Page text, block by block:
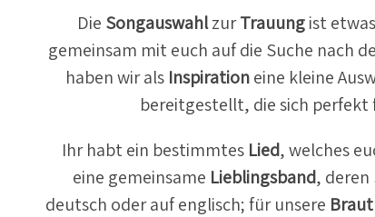
Die SongauswahlzurTrauungist
gemeinsam mit euch auf die Suche nach
haben wir als Inspi­rationeine kleine
bereit­ge­stellt, die sich perfekt
Ihr habt ein bestimmtes Lied, welches
eine gemeinsame Lieblingsband, deren
deutsch oder auf englisch; für unsere